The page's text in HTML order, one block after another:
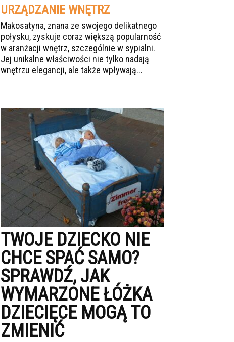
URZĄDZANIE WNĘTRZ
Makosatyna, znana ze swojego delikatnego
połysku, zyskuje coraz większą popularność
w aranżacji wnętrz, szczególnie w sypialni.
Jej unikalne właściwości nie tylko nadają
wnętrzu elegancji, ale także wpływają...
TWOJE DZIECKO NIE
CHCE SPAĆ SAMO?
SPRAWDŹ, JAK
WYMARZONE ŁÓŻKA
DZIECIĘCE MOGĄ TO
ZMIENIĆ